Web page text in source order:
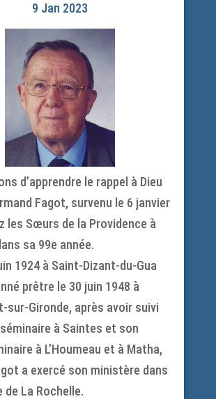
9 Jan 2023
d’apprendre le rappel à Dieu
Fagot, survenu le 6 janvier
les Sœurs de la Providence à
sa 99e année.
1924 à Saint-Dizant-du-Gua
prêtre le 30 juin 1948 à
sur-Gironde, après avoir suivi
à Saintes et son
à L’Houmeau et à Matha,
a exercé son ministère dans
de La Rochelle.